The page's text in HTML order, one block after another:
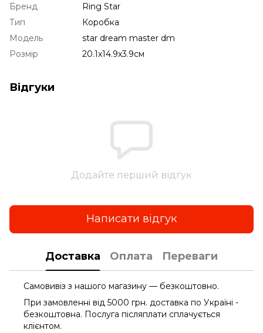
Бренд
Ring Star
Тип
Коробка
Модель
star dream master dm
Розмір
20.1х14.9х3.9см
Відгуки
Додайте перший відгук
Написати відгук
Доставка Оплата Переваги
Самовивіз з нашого магазину — безкоштовно.
При замовленні від 5000 грн. доставка по Україні -
безкоштовна. Послуга післяплати сплачується
клієнтом.